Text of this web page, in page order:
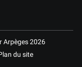
du site
Arpèges 2026